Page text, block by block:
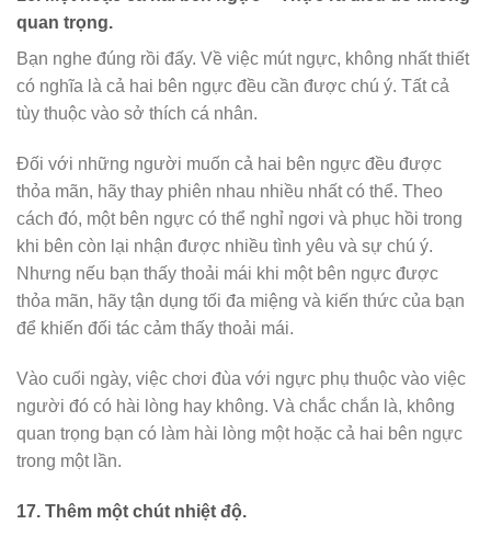
quan trọng.
Bạn nghe đúng rồi đấy. Về việc mút ngực, không nhất thiết
có nghĩa là cả hai bên ngực đều cần được chú ý. Tất cả
tùy thuộc vào sở thích cá nhân.
Đối với những người muốn cả hai bên ngực đều được
thỏa mãn, hãy thay phiên nhau nhiều nhất có thể. Theo
cách đó, một bên ngực có thể nghỉ ngơi và phục hồi trong
khi bên còn lại nhận được nhiều tình yêu và sự chú ý.
Nhưng nếu bạn thấy thoải mái khi một bên ngực được
thỏa mãn, hãy tận dụng tối đa miệng và kiến ​​thức của bạn
để khiến đối tác cảm thấy thoải mái.
Vào cuối ngày, việc chơi đùa với ngực phụ thuộc vào việc
người đó có hài lòng hay không. Và chắc chắn là, không
quan trọng bạn có làm hài lòng một hoặc cả hai bên ngực
trong một lần.
17. Thêm một chút nhiệt độ.